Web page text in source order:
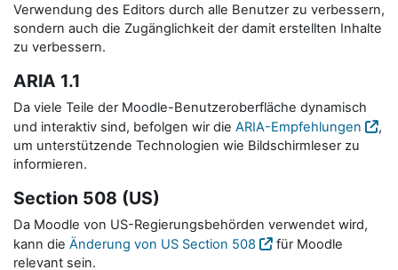
Verwendung des Editors durch alle Benutzer zu verbessern,
sondern auch die Zugänglichkeit der damit erstellten Inhalte
zu verbessern.
ARIA 1.1
Da viele Teile der Moodle-Benutzeroberfläche dynamisch
und interaktiv sind, befolgen wir die ARIA-Empfehlungen
,
um unterstützende Technologien wie Bildschirmleser zu
informieren.
Section 508 (US)
Da Moodle von US-Regierungsbehörden verwendet wird,
kann die Änderung von US Section 508
für Moodle
relevant sein.